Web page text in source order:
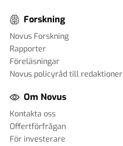
Forskning
Novus Forskning
Rapporter
Föreläsningar
Novus policyråd till redaktioner
Om Novus
Kontakta oss
Offertförfrågan
För investerare